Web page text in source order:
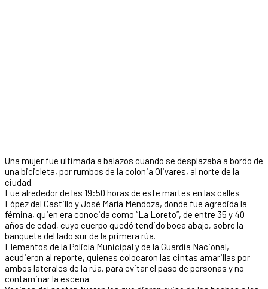
Una mujer fue ultimada a balazos cuando se desplazaba a bordo de
una bicicleta, por rumbos de la colonia Olivares, al norte de la
ciudad.
Fue alrededor de las 19:50 horas de este martes en las calles
López del Castillo y José María Mendoza, donde fue agredida la
fémina, quien era conocida como “La Loreto”, de entre 35 y 40
años de edad, cuyo cuerpo quedó tendido boca abajo, sobre la
banqueta del lado sur de la primera rúa.
Elementos de la Policía Municipal y de la Guardia Nacional,
acudieron al reporte, quienes colocaron las cintas amarillas por
ambos laterales de la rúa, para evitar el paso de personas y no
contaminar la escena.